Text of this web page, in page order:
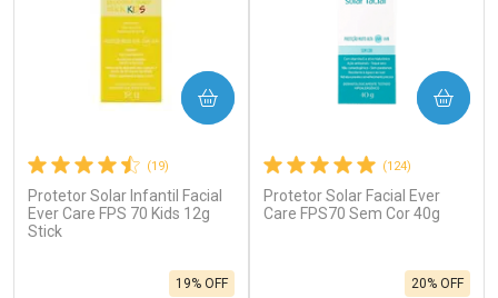
(19)
Protetor Solar Infantil Facial
Ever Care FPS 70 Kids 12g
Stick
19% OFF
COMPRAR
(124)
Protetor Solar Facial Ever
Care FPS70 Sem Cor 40g
20% OFF
COMPRAR